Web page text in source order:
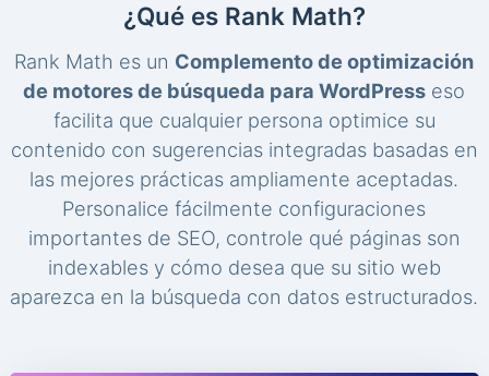
¿Qué es Rank Math?
Rank Math es un Complemento de optimización
de motores de búsqueda para WordPress eso
facilita que cualquier persona optimice su
contenido con sugerencias integradas basadas en
las mejores prácticas ampliamente aceptadas.
Personalice fácilmente configuraciones
importantes de SEO, controle qué páginas son
indexables y cómo desea que su sitio web
aparezca en la búsqueda con datos estructurados.